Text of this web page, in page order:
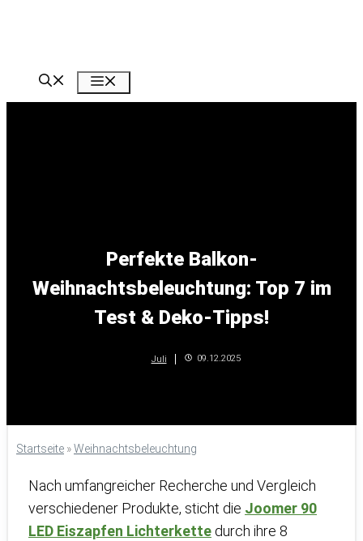
Perfekte Balkon-
Weihnachtsbeleuchtung: Top 7 im
Test & Deko-Tipps!
Juli 09.12.2025
Startseite »Weihnachtsbeleuchtung
Nach umfangreicher Recherche und Vergleich
verschiedener Produkte, sticht die Joomer 90
LED Eiszapfen Lichterkette durch ihre 8